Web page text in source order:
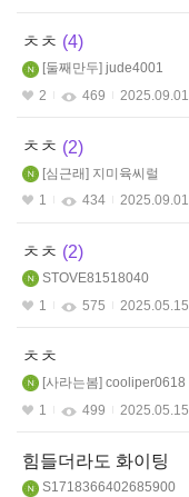
ㅊㅊ 4
둘째만두 jude4001
2
469 2025.09.01
ㅊㅊ 2
심근래 지미육씨럴
1
434 2025.09.01
ㅊㅊ 2
STOVE81518040
1
575 2025.05.15
ㅊㅊ
사라는봄 cooliper0618
1
499 2025.05.15
힘들더라도 화이팅
S1718366402685900